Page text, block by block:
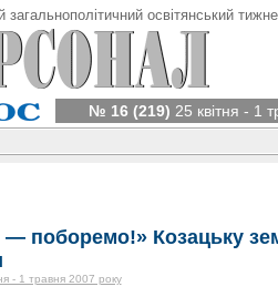
загальнополітичний освітянський
№ 16 (219) 25 квітня - 1
— поборемо!» Козацьку
- 1 травня 2007 року